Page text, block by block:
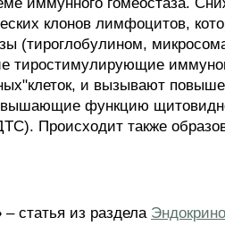
клонов лимфоцитов,
(тироглобулином,
тиростимулирующие
и вызывают
функцию
Происходит также
– статья из раздела